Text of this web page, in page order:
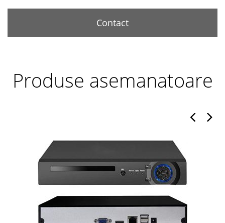
Contact
Produse asemanatoare